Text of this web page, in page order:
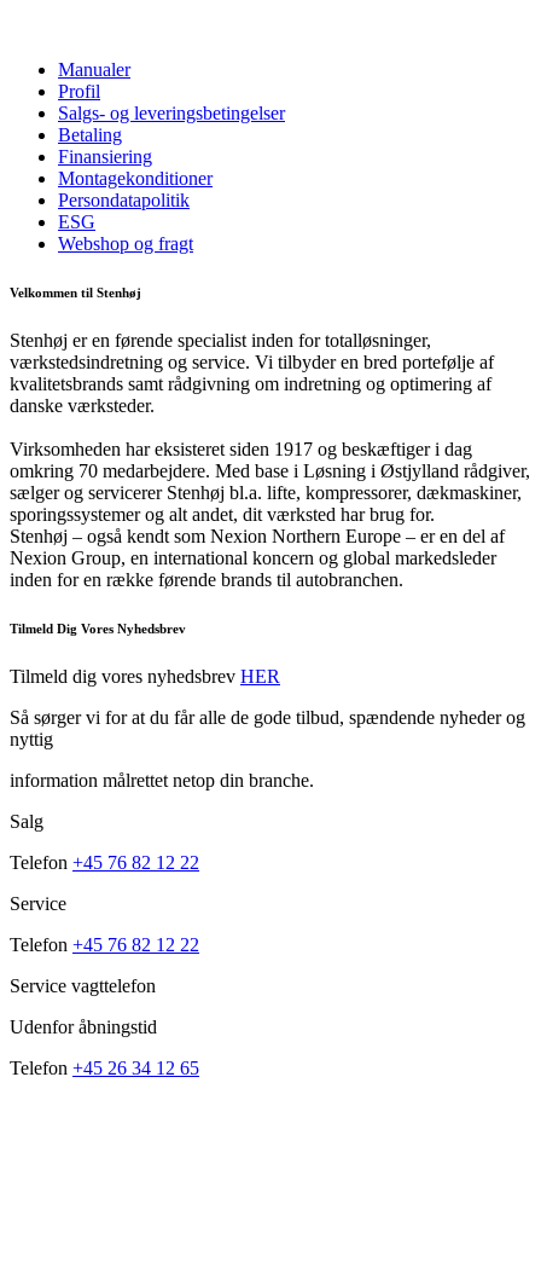
Manualer
Profil
Salgs- og leveringsbetingelser
Betaling
Finansiering
Montagekonditioner
Persondatapolitik
ESG
Webshop og fragt
Velkommen til Stenhøj
Stenhøj er en førende specialist inden for totalløsninger,
værkstedsindretning og service. Vi tilbyder en bred portefølje af
kvalitetsbrands samt rådgivning om indretning og optimering af
danske værksteder.
Virksomheden har eksisteret siden 1917 og beskæftiger i dag
omkring 70 medarbejdere. Med base i Løsning i Østjylland rådgiver,
sælger og servicerer Stenhøj bl.a. lifte, kompressorer, dækmaskiner,
sporingssystemer og alt andet, dit værksted har brug for.
Stenhøj – også kendt som Nexion Northern Europe – er en del af
Nexion Group, en international koncern og global markedsleder
inden for en række førende brands til autobranchen.
Tilmeld Dig Vores Nyhedsbrev
Tilmeld dig vores nyhedsbrev HER
Så sørger vi for at du får alle de gode tilbud, spændende nyheder og
nyttig
information målrettet netop din branche.
Salg
Telefon +45 76 82 12 22
Service
Telefon +45 76 82 12 22
Service vagttelefon
Udenfor åbningstid
Telefon +45 26 34 12 65